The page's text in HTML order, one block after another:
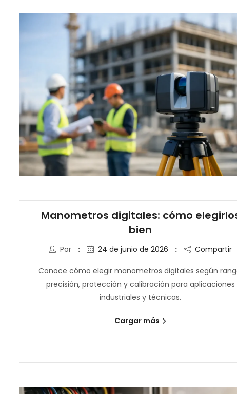
Manometros digitales: cómo
bien
Por 24 de junio de 2026 Compartir
Conoce cómo elegir manometros digitales según
precisión, protección y calibración para aplicaciones
industriales y técnicas.
Cargar más